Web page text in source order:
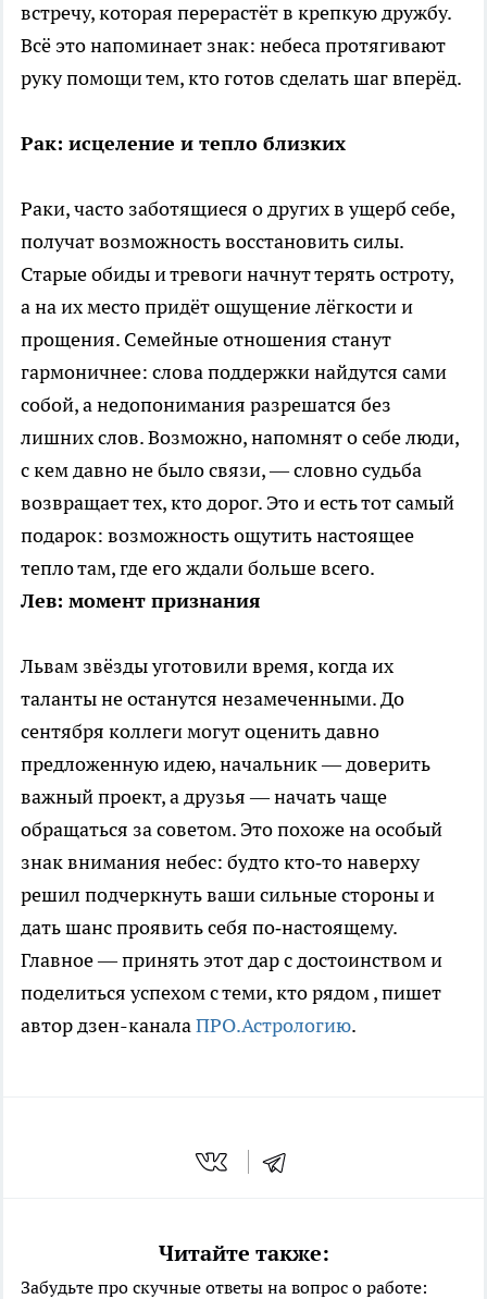
встречу, которая перерастёт в крепкую дружбу.
Всё это напоминает знак: небеса протягивают
руку помощи тем, кто готов сделать шаг вперёд.
Рак: исцеление и тепло близких
Раки, часто заботящиеся о других в ущерб себе,
получат возможность восстановить силы.
Старые обиды и тревоги начнут терять остроту,
а на их место придёт ощущение лёгкости и
прощения. Семейные отношения станут
гармоничнее: слова поддержки найдутся сами
собой, а недопонимания разрешатся без
лишних слов. Возможно, напомнят о себе люди,
с кем давно не было связи, — словно судьба
возвращает тех, кто дорог. Это и есть тот самый
подарок: возможность ощутить настоящее
тепло там, где его ждали больше всего.
Лев: момент признания
Львам звёзды уготовили время, когда их
таланты не останутся незамеченными. До
сентября коллеги могут оценить давно
предложенную идею, начальник — доверить
важный проект, а друзья — начать чаще
обращаться за советом. Это похоже на особый
знак внимания небес: будто кто‑то наверху
решил подчеркнуть ваши сильные стороны и
дать шанс проявить себя по‑настоящему.
Главное — принять этот дар с достоинством и
поделиться успехом с теми, кто рядом, пишет
автор дзен-каналаПРО.Астрологию.
Читайте также:
Забудьте про скучные ответы на вопрос о работе: